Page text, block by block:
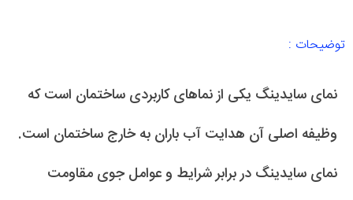
توضیحات :
نمای سایدینگ یکی از نماهای کاربردی ساختمان است که
وظیفه اصلی آن هدایت آب باران به خارج ساختمان است.
نمای سایدینگ در برابر شرایط و عوامل جوی مقاومت